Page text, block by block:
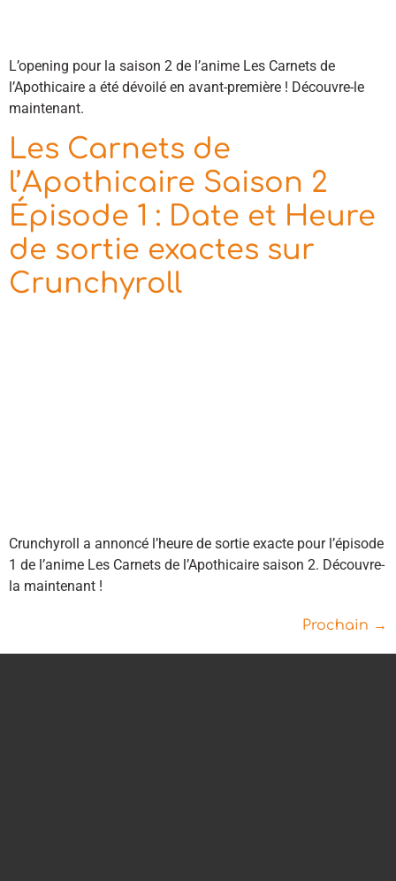
L’opening pour la saison 2 de l’anime Les Carnets de
l’Apothicaire a été dévoilé en avant-première ! Découvre-le
maintenant.
Les Carnets de
l’Apothicaire Saison 2
Épisode 1 : Date et Heure
de sortie exactes sur
Crunchyroll
Crunchyroll a annoncé l’heure de sortie exacte pour l’épisode
1 de l’anime Les Carnets de l’Apothicaire saison 2. Découvre-
la maintenant !
Prochain →